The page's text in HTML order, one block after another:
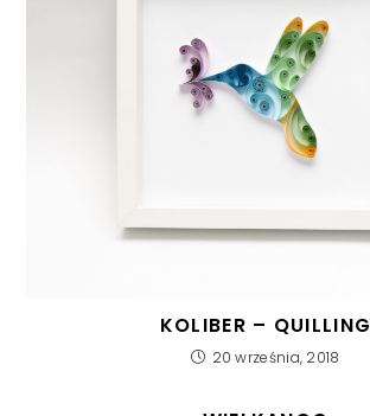
KOLIBER – QUILLING
20 września, 2018